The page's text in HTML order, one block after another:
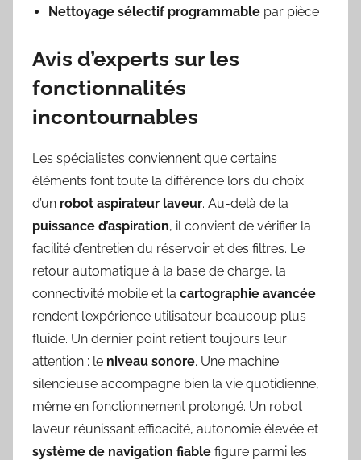
Nettoyage sélectif programmable par pièce
Avis d’experts sur les
fonctionnalités
incontournables
Les spécialistes conviennent que certains
éléments font toute la différence lors du choix
d’un robot aspirateur laveur. Au-delà de la
puissance d’aspiration, il convient de vérifier la
facilité d’entretien du réservoir et des filtres. Le
retour automatique à la base de charge, la
connectivité mobile et la cartographie avancée
rendent l’expérience utilisateur beaucoup plus
fluide. Un dernier point retient toujours leur
attention : le niveau sonore. Une machine
silencieuse accompagne bien la vie quotidienne,
même en fonctionnement prolongé. Un robot
laveur réunissant efficacité, autonomie élevée et
système de navigation fiable figure parmi les